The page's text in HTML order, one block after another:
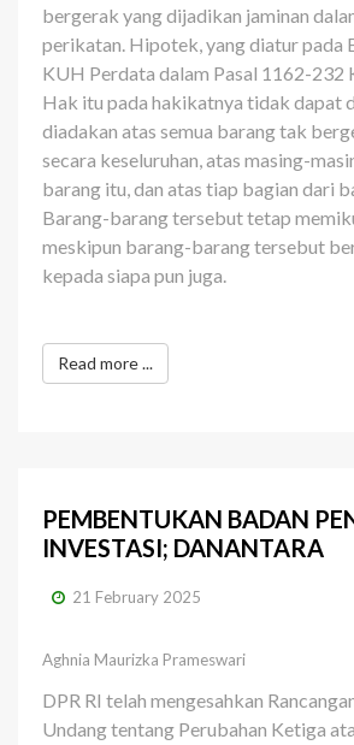
bergerak yang dijadikan jaminan
perikatan. Hipotek, yang diatur pada
KUH Perdata dalam Pasal 1162-232
Hak itu pada hakikatnya tidak dapat
diadakan atas semua barang tak
secara keseluruhan, atas masing-
barang itu, dan atas tiap bagian dari
Barang-barang tersebut tetap
meskipun barang-barang tersebut
kepada siapa pun juga.
Read more ...
PEMBENTUKAN BADAN
INVESTASI; DANANTARA
21 February 2025
Aghnia Maurizka Prameswari
DPR RI telah mengesahkan
Undang tentang Perubahan Ketiga